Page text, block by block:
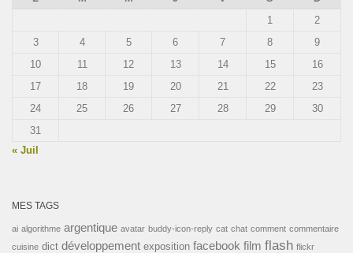
1
2
3
4 5 6 7 8
9
10
11 12 13 14 15
16
17
18 19 20 21 22
23
24
25 26 27 28 29
30
31
« Juil
MES TAGS
ai algorithme argentique avatar buddy-icon-reply cat chat comment commentaire
cuisine dict développement exposition facebook film flash flickr